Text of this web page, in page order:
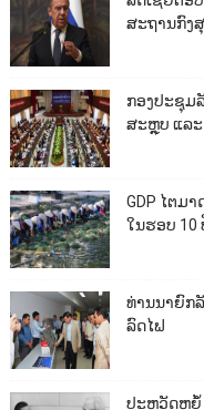
ສະຖານກົງ
ກອງປະຊຸມ
ສະຫຼຸບ ແລ
GDP ໄຕມ
ໃນຮອບ 10​
ທ່ານນາຍົກ
ລົດໄຟ
ປະຫວັດຫຍໍ້